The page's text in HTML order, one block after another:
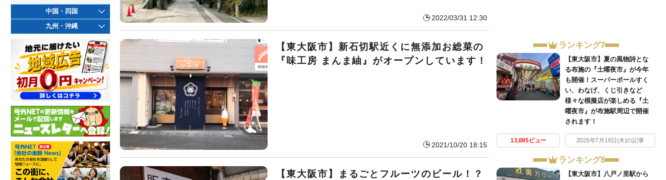
2022/03/31 12:30
【東大阪市】新石切駅近くに無添加お総菜の
『味工房 まんま紬』がオープンしています！
2021/10/20 18:15
【東大阪市】まるごとフルーツのビール！？
ランキング7
【東大阪市】夏の風物詩とな
る布施の『土曜夜市』が今年
も開催！スーパーボールすく
い、わなげ、くじ引きなど
様々な模擬店が楽しめる『土
曜夜市』が布施駅周辺で開催
されます！
13,695ビュー 2026年7月16日(木)の記事
ランキング8
【東大阪市】八戸ノ里駅から
中国・四国
九州・沖縄